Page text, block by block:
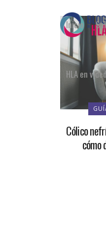
Inicio
HLA en
Cólico
cómo